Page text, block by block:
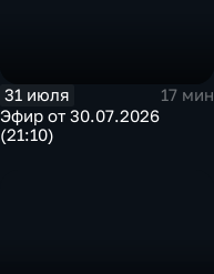
31 июля
17 мин
Эфир от 30.07.2026
(21:10)